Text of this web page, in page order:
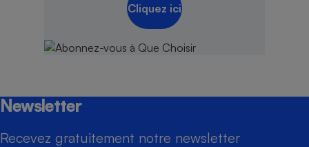
Cliquez ici
Newsletter
Recevez gratuitement notre newsletter